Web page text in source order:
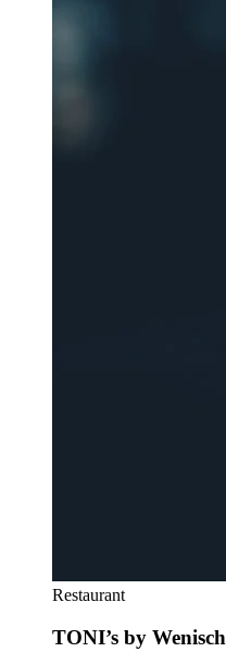
Restaurant
TONI’s by Wenisch